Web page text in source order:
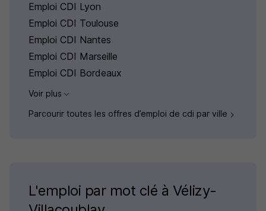
Emploi CDI Lyon
Emploi CDI Toulouse
Emploi CDI Nantes
Emploi CDI Marseille
Emploi CDI Bordeaux
Voir plus
Parcourir toutes les offres d’emploi de cdi par ville
L'emploi par mot clé à Vélizy-